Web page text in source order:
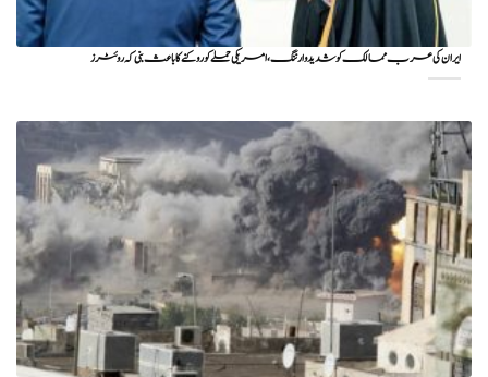
ایران کی عرب ممالک کو شدید وارننگ، امریکی حملے کو روکنے کا باعث بنی کہ روئٹرز